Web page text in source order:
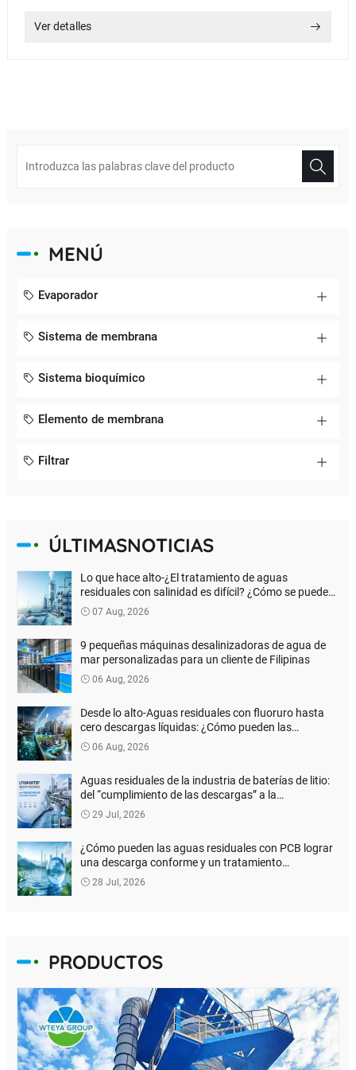
Ver detalles
MENÚ
Evaporador
Sistema de membrana
Sistema bioquímico
Elemento de membrana
Filtrar
ÚLTIMASNOTICIAS
Lo que hace alto-¿El tratamiento de aguas
residuales con salinidad es difícil? ¿Cómo se puede
lograr una verdadera descarga de líquido cero?
07 Aug, 2026
9 pequeñas máquinas desalinizadoras de agua de
mar personalizadas para un cliente de Filipinas
06 Aug, 2026
Desde lo alto-Aguas residuales con fluoruro hasta
cero descargas líquidas: ¿Cómo pueden las
empresas de baterías de litio reducir los costos del
tratamiento ambiental?
06 Aug, 2026
Aguas residuales de la industria de baterías de litio:
del “cumplimiento de las descargas” a la
recuperación de recursos
29 Jul, 2026
¿Cómo pueden las aguas residuales con PCB lograr
una descarga conforme y un tratamiento
inofensivo?
28 Jul, 2026
PRODUCTOS